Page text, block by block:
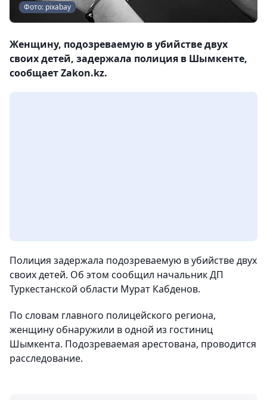
Фото: pixabay
Женщину, подозреваемую в убийстве двух
своих детей, задержала полиция в Шымкенте,
сообщает Zakon.kz.
Полиция задержала подозреваемую в убийстве двух
своих детей. Об этом сообщил начальник ДП
Туркестанской области Мурат Кабденов.
По словам главного полицейского региона,
женщину обнаружили в одной из гостиниц
Шымкента. Подозреваемая арестована, проводится
расследование.